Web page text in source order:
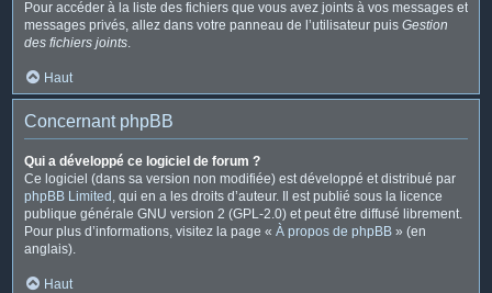
Pour accéder à la liste des fichiers que vous avez joints à vos messages et
messages privés, allez dans votre panneau de l’utilisateur puis Gestion
des fichiers joints.
Haut
Concernant phpBB
Qui a développé ce logiciel de forum ?
Ce logiciel (dans sa version non modifiée) est développé et distribué par
phpBB Limited , qui en a les droits d’auteur. Il est publié sous la licence
publique générale GNU version 2 (GPL-2.0) et peut être diffusé librement.
Pour plus d’informations, visitez la page « À propos de phpBB » (en
anglais).
Haut